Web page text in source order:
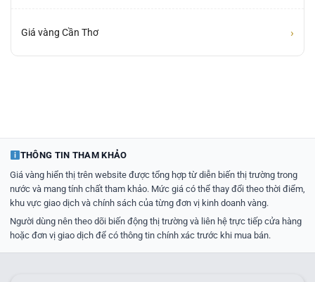
Giá vàng Cần Thơ ›
THÔNG TIN THAM KHẢO
Giá vàng hiển thị trên website được tổng hợp từ diễn biến thị trường trong
nước và mang tính chất tham khảo. Mức giá có thể thay đổi theo thời điểm,
khu vực giao dịch và chính sách của từng đơn vị kinh doanh vàng.
Người dùng nên theo dõi biến động thị trường và liên hệ trực tiếp cửa hàng
hoặc đơn vị giao dịch để có thông tin chính xác trước khi mua bán.